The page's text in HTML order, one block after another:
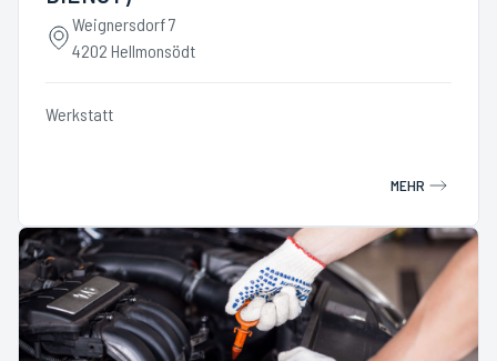
Weignersdorf 7
4202 Hellmonsödt
Werkstatt
MEHR